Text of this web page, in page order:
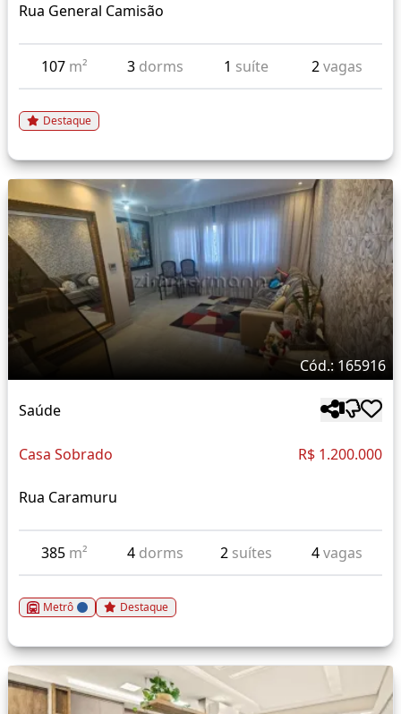
Rua General Camisão
107 m² 3 dorms 1 suíte 2vagas
Destaque
Cód.: 165916
Saúde
Casa Sobrado R$ 1.200.000
Rua Caramuru
385 m² 4 dorms 2 suítes 4vagas
Metrô Destaque